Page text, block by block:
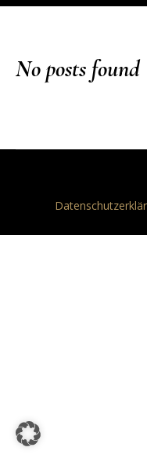
No posts found